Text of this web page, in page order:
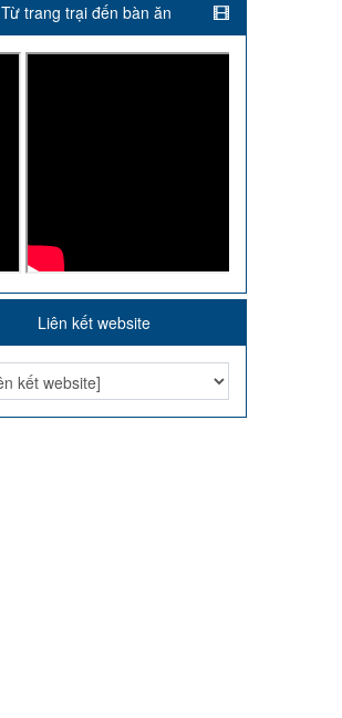
Từ trang trại đến bàn ăn
Liên kết website